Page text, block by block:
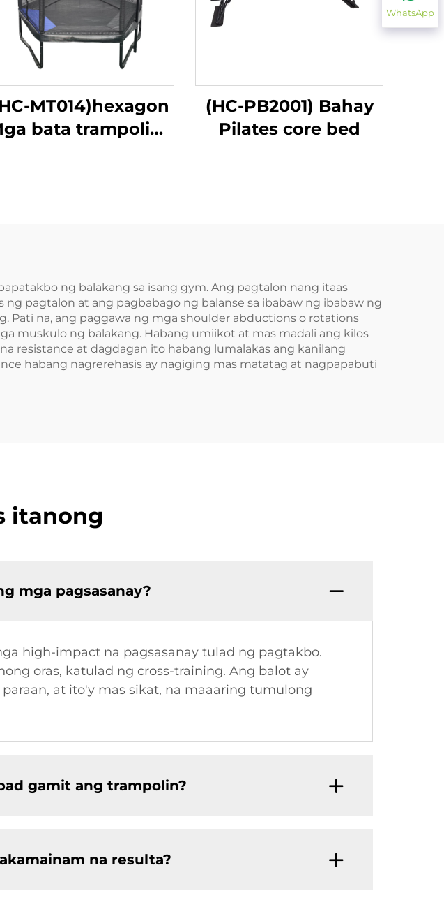
MT014)hexagon
bata trampoline
(HC-PB2001) Bahay
Pilates core bed
ng balakang sa isang gym. Ang pagtalon nang itaas
pagtalon at ang pagbabago ng balanse sa ibabaw ng ibabaw ng
Pati na, ang paggawa ng mga shoulder abductions o rotations
muskulo ng balakang. Habang umiikot at mas madali ang kilos
resistance at dagdagan ito habang lumalakas ang kanilang
habang nagrerehasis ay nagiging mas matatag at nagpapabuti
itanong
mga pagsasanay?
high-impact na pagsasanay tulad ng pagtakbo.
oras, katulad ng cross-training. Ang balot ay
at ito'y mas sikat, na maaaring tumulong
gamit ang trampolin?
na resulta?
WhatsApp